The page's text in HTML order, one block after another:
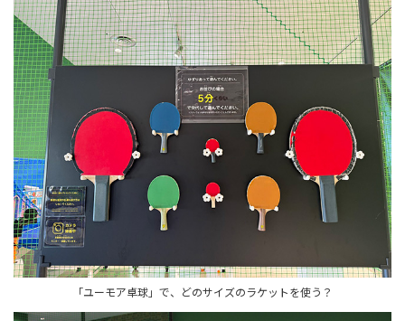
「ユーモア卓球」で、どのサイズのラケットを使う？